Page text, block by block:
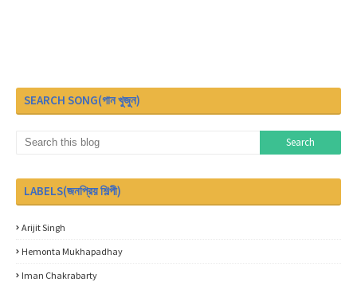
SEARCH SONG(গান খুজুন)
LABELS(জনপ্রিয় শিল্পী)
Arijit Singh
Hemonta Mukhapadhay
Iman Chakrabarty